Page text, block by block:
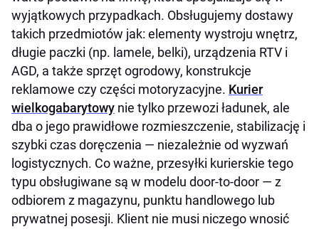
wyjątkowych przypadkach. Obsługujemy dostawy
takich przedmiotów jak: elementy wystroju wnętrz,
długie paczki (np. lamele, belki), urządzenia RTV i
AGD, a także sprzęt ogrodowy, konstrukcje
reklamowe czy części motoryzacyjne. Kurier
wielkogabarytowy nie tylko przewozi ładunek, ale
dba o jego prawidłowe rozmieszczenie, stabilizację i
szybki czas doręczenia — niezależnie od wyzwań
logistycznych. Co ważne, przesyłki kurierskie tego
typu obsługiwane są w modelu door-to-door — z
odbiorem z magazynu, punktu handlowego lub
prywatnej posesji. Klient nie musi niczego wnosić